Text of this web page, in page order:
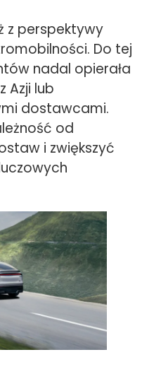
z perspektywy
Do tej
nadal opierała
Azji lub
dostawcami.
od
i zwiększyć